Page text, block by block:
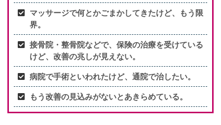
マッサージで何とかごまかしてきたけど、もう限
界。
接骨院・整骨院などで、保険の治療を受けている
けど、改善の兆しが見えない。
病院で手術といわれたけど、通院で治したい。
もう改善の見込みがないとあきらめている。